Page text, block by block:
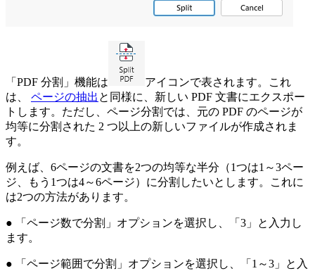
「PDF 分割」機能は
アイコンで表されます。これ
は、 ページの抽出 と同様に、新しい PDF 文書にエクスポー
トします。ただし、ページ分割では、元の PDF のページが
均等に分割された 2 つ以上の新しいファイルが作成されま
す。
例えば、6ページの文書を2つの均等な半分（1つは1～3ペー
ジ、もう1つは4～6ページ）に分割したいとします。これに
は2つの方法があります。
● 「ページ数で分割」オプションを選択し、「3」と入力し
ます。
● 「ページ範囲で分割」オプションを選択し、「1～3」と入